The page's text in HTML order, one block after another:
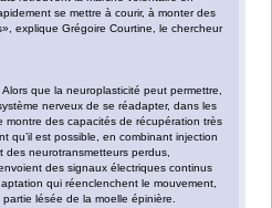
se mettre à courir, à monter des
explique Grégoire Courtine, le chercheur
que la neuroplasticité peut permettre,
nerveux de se réadapter, dans les
montre des capacités de récupération très
qu’il est possible, en combinant injection
des neurotransmetteurs perdus,
des signaux électriques continus
qui réenclenchent le mouvement,
lésée de la moelle épinière.